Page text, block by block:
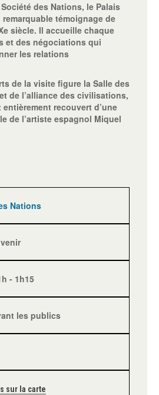
des Nations, le Palais
témoignage de
siècle. Il accueille chaque
et des négociations qui
les relations
de la visite figure la Salle des
de l’alliance des civilisations,
recouvert d’une
de l’artiste espagnol Miquel
Nations
- 1h15
les publics
sur la carte